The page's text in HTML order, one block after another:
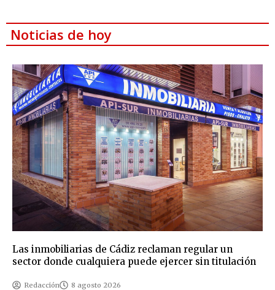
Noticias de hoy
Las inmobiliarias de Cádiz reclaman regular un
sector donde cualquiera puede ejercer sin titulación
Redacción 8 agosto 2026